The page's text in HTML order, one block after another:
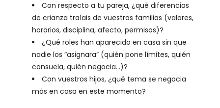
Con respecto a tu pareja, ¿qué diferencias
de crianza traíais de vuestras familias (valores,
horarios, disciplina, afecto, permisos)?
¿Qué roles han aparecido en casa sin que
nadie los “asignara” (quién pone límites, quién
consuela, quién negocia…)?
Con vuestros hijos, ¿qué tema se negocia
más en casa en este momento?